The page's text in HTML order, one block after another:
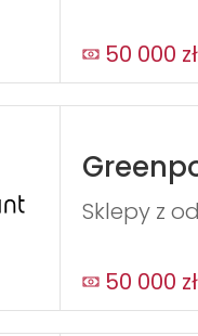
50 000 zł
Sklepy z
50 000 zł